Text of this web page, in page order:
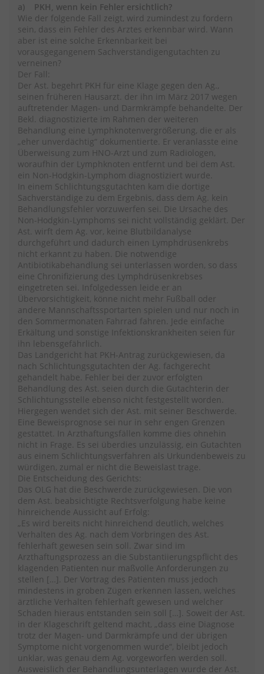
a) PKH, wenn kein Fehler ersichtlich?
Wie der folgende Fall zeigt, wird zumindest zu fordern
sein, dass ein Fehler des Arztes erkennbar wird. Wann
aber ist eine solche Erkennbarkeit bei
vorausgegangenem Sachverständigengutachten zu
verneinen?
Der Fall:
Der Ast. begehrt PKH für eine Klage gegen den Ag.,
seinen früheren Hausarzt. der ihn im März 2017 wegen
auftretender Magen- und Darmkrämpfe behandelte. Der
Bekl. diagnostizierte im Rahmen der weiteren
Behandlung eine Lymphknotenvergrößerung, die er als
„eher unverdächtig“ dokumentierte. Er veranlasste eine
Überweisung zum HNO-Arzt und zum Radiologen,
woraufhin der Lymphknoten entfernt und bei dem Ast.
ein Non-Hodgkin-Lymphom diagnostiziert wurde.
In einem Schlichtungsgutachten kam die dortige
Sachverständige zu dem Ergebnis, dass dem Ag. kein
Behandlungsfehler vorzuwerfen sei. Die Ursache des
Non-Hodgkin-Lymphoms sei nicht vollständig geklärt. Der
Ast. wirft dem Ag. vor, keine Blutbildanalyse
durchgeführt und dadurch einen Lymphdrüsenkrebs
nicht erkannt zu haben. Die notwendige
Antibiotikabehandlung sei unterlassen worden, so dass
eine Chronifizierung des Lymphdrüsenkrebses
eingetreten sei. Infolgedessen leide er an
Übervorsichtigkeit, könne nicht mehr Fußball oder
andere Mannschaftssportarten spielen und nur noch in
den Sommermonaten Fahrrad fahren. Jede einfache
Erkältung und sonstige Infektionskrankheiten seien für
ihn lebensgefährlich.
Das Landgericht hat PKH-Antrag zurückgewiesen, da
nach Schlichtungsgutachten der Ag. fachgerecht
gehandelt habe. Fehler bei der zuvor erfolgten
Behandlung des Ast. seien durch die Gutachterin der
Schlichtungsstelle ebenso nicht festgestellt worden.
Hiergegen wendet sich der Ast. mit seiner Beschwerde.
Eine Beweisprognose sei nur in sehr engen Grenzen
gestattet. In Arzthaftungsfällen komme dies ohnehin
nicht in Frage. Es sei überdies unzulässig, ein Gutachten
aus einem Schlichtungsverfahren als Urkundenbeweis zu
würdigen, zumal er nicht die Beweislast trage.
Die Entscheidung des Gerichts:
Das OLG hat die Beschwerde zurückgewiesen. Die von
dem Ast. beabsichtigte Rechtsverfolgung habe keine
hinreichende Aussicht auf Erfolg:
„Es wird bereits nicht hinreichend deutlich, welches
Verhalten des Ag. nach dem Vorbringen des Ast.
fehlerhaft gewesen sein soll. Zwar sind im
Arzthaftungsprozess an die Substantiierungspflicht des
klagenden Patienten nur maßvolle Anforderungen zu
stellen […]. Der Vortrag des Patienten muss jedoch
mindestens in groben Zügen erkennen lassen, welches
ärztliche Verhalten fehlerhaft gewesen und welcher
Schaden hieraus entstanden sein soll […]. Soweit der Ast.
in der Klageschrift geltend macht, „dass eine Diagnose
trotz der Magen- und Darmkrämpfe und der übrigen
Symptome nicht vorgenommen wurde“, bleibt jedoch
unklar, was genau dem Ag. vorgeworfen werden soll.
Ausweislich der Behandlungsunterlagen wurde der Ast.